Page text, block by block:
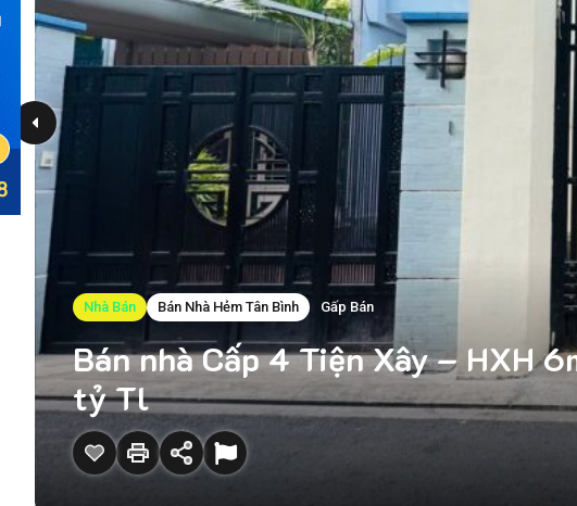
Nhà Bán Bán Nhà Hẻm Tân Bình Gấp Bán
Bán nhà Cấp 4 Tiện Xây – HXH
tỷ Tl